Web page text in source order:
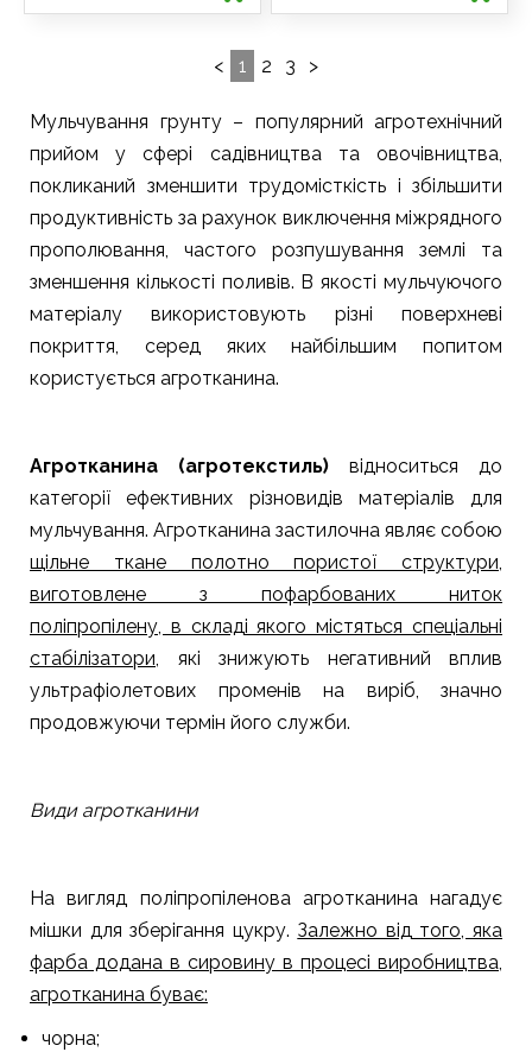
1 2 3
Мульчування грунту – популярний агротехнічний
прийом у сфері садівництва та овочівництва,
покликаний зменшити трудомісткість і збільшити
продуктивність за рахунок виключення міжрядного
прополювання, частого розпушування землі та
зменшення кількості поливів. В якості мульчуючого
матеріалу використовують різні поверхневі
покриття, серед яких найбільшим попитом
користується агротканина.
Агротканина (агротекстиль) відноситься до
категорії ефективних різновидів матеріалів для
мульчування. Агротканина застилочна являє собою
щільне ткане полотно пористої структури,
виготовлене з пофарбованих ниток
поліпропілену, в складі якого містяться спеціальні
стабілізатори, які знижують негативний вплив
ультрафіолетових променів на виріб, значно
продовжуючи термін його служби.
Види агротканини
На вигляд поліпропіленова агротканина нагадує
мішки для зберігання цукру. Залежно від того, яка
фарба додана в сировину в процесі виробництва,
агротканина буває:
чорна;